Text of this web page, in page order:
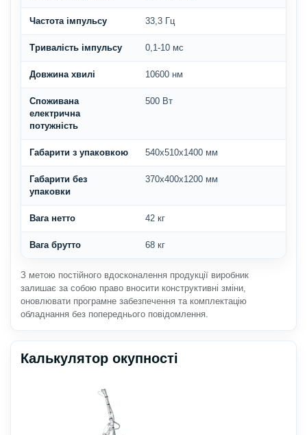
Частота імпульсу 33,3 Гц
Тривалість імпульсу 0,1-10 мс
Довжина хвилі 10600 нм
Споживана
електрична
потужність
500 Вт
Габарити з упаковкою 540х510х1400 мм
Габарити без
упаковки
370х400х1200 мм
Вага нетто 42 кг
Вага брутто 68 кг
З метою постійного вдосконалення продукції виробник
залишає за собою право вносити конструктивні зміни,
оновлювати програмне забезпечення та комплектацію
обладнання без попереднього повідомлення.
Калькулятор окупності